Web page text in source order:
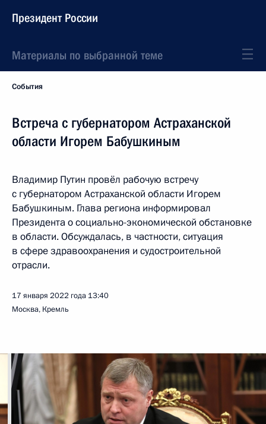
Президент России
Материалы по выбранной теме
События
Встреча с губернатором Астраханской
области Игорем Бабушкиным
Владимир Путин провёл рабочую встречу
с губернатором Астраханской области Игорем
Бабушкиным. Глава региона информировал
Президента о социально-экономической обстановке
в области. Обсуждалась, в частности, ситуация
в сфере здравоохранения и судостроительной
отрасли.
17 января 2022 года 13:40
Москва, Кремль